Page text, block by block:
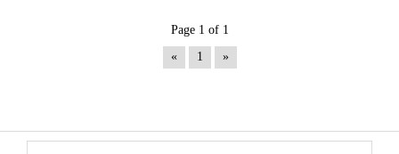
Page 1 of 1
« 1 »